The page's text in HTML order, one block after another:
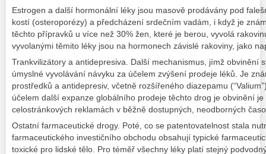
Estrogen a další hormonální léky jsou masově prodávány pod
kostí (osteroporézy) a předcházení srdečním vadám, i když je
těchto přípravků u více než 30% žen, které je berou, vyvolá
vyvolanými těmito léky jsou na hormonech závislé rakoviny, jako
Trankvilizátory a antidepresiva. Další mechanismus, jímž obvinění
úmyslné vyvolávání návyku za účelem zvýšení prodeje léků. Je
prostředků a antidepresiv, včetně rozšířeného diazepamu
účelem další expanze globálního prodeje těchto drog je obvinění
celostránkových reklamách v běžně dostupných, neodborných
Ostatní farmaceutické drogy. Poté, co se patentovatelnost stala
farmaceutického investičního obchodu obsahují typické
toxické pro lidské tělo. Pro téměř všechny léky platí stejný